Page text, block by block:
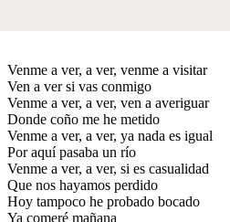
Venme a ver, a ver, venme a visitar
Ven a ver si vas conmigo
Venme a ver, a ver, ven a averiguar
Donde coño me he metido
Venme a ver, a ver, ya nada es igual
Por aquí pasaba un río
Venme a ver, a ver, si es casualidad
Que nos hayamos perdido
Hoy tampoco he probado bocado
Ya comeré mañana